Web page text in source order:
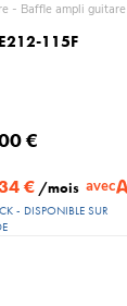
Ampli guitare - Baffle ampli guitare
115F
€
€ /mois avec
- DISPONIBLE SUR